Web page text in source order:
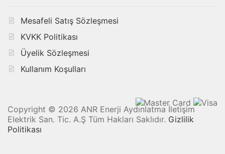
Mesafeli Satış Sözleşmesi
KVKK Politikası
Üyelik Sözleşmesi
Kullanım Koşulları
Copyright © 2026 ANR Enerji Aydınlatma İletişim
Elektrik San. Tic. A.Ş Tüm Hakları Saklıdır. Gizlilik
Politikası